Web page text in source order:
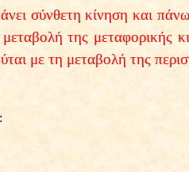
σύνθετη κίνηση και
της μεταφορικής
με τη μεταβολή της